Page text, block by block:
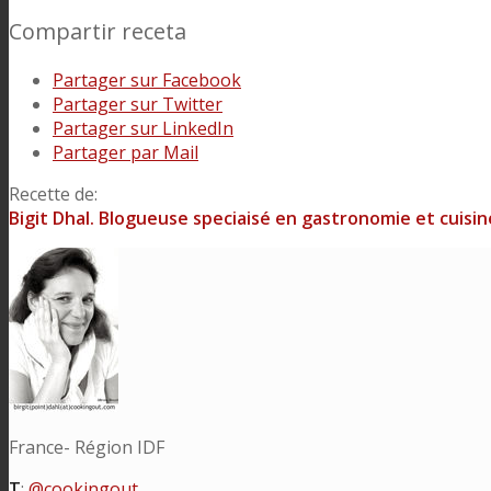
Compartir receta
Partager sur Facebook
Partager sur Twitter
Partager sur LinkedIn
Partager par Mail
Recette de:
Bigit Dhal. Blogueuse speciaisé en gastronomie et
France- Région IDF